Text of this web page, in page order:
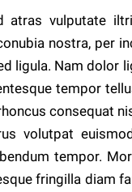
atras vulputate
nostra, per
ligula. Nam dolor
tempor
consequat
volutpat
tempor.
fringilla diam